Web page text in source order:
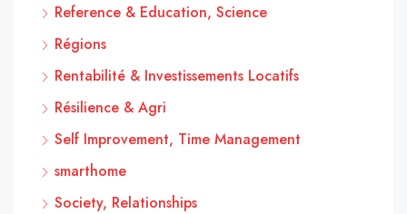
Reference & Education, Science
Régions
Rentabilité & Investissements Locatifs
Résilience & Agri
Self Improvement, Time Management
smarthome
Society, Relationships